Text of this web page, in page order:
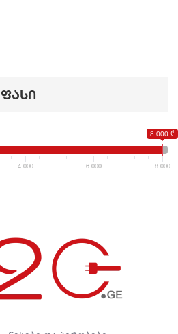
ფასი
8 000 ₾
4 000 6 000 8 000